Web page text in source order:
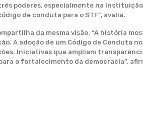
poderes, especialmente na
de conduta para o STF”, avalia.
da mesma visão. “A história
A adoção de um Código de Conduta
Iniciativas que ampliam
o fortalecimento da democracia”,